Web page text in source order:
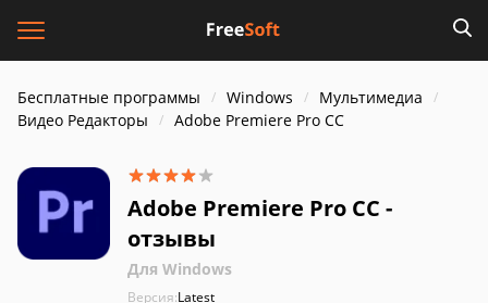
Бесплатные программы Windows
Мультимедиа
Видео Редакторы
Adobe Premiere Pro CC
Adobe Premiere Pro CC -
отзывы
Для Windows
Версия:Latest